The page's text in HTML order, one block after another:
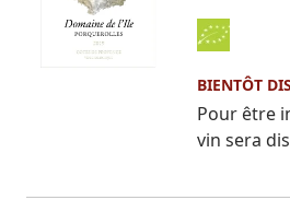
BIENTÔT
Pour être
vin sera